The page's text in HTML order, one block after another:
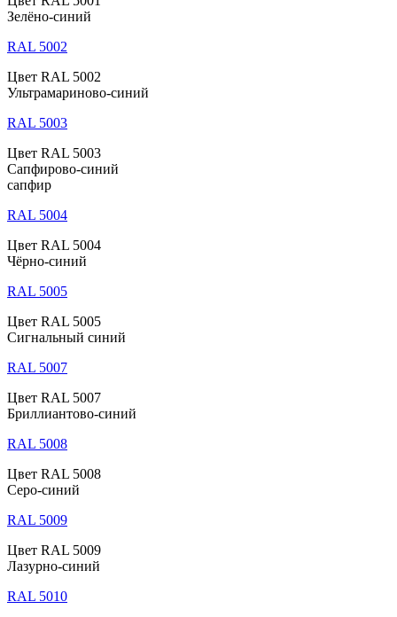
Зелёно-синий
RAL 5002
Цвет RAL 5002
Ультрамариново-синий
RAL 5003
Цвет RAL 5003
Сапфирово-синий
сапфир
RAL 5004
Цвет RAL 5004
Чёрно-синий
RAL 5005
Цвет RAL 5005
Сигнальный синий
RAL 5007
Цвет RAL 5007
Бриллиантово-синий
RAL 5008
Цвет RAL 5008
Серо-синий
RAL 5009
Цвет RAL 5009
Лазурно-синий
RAL 5010